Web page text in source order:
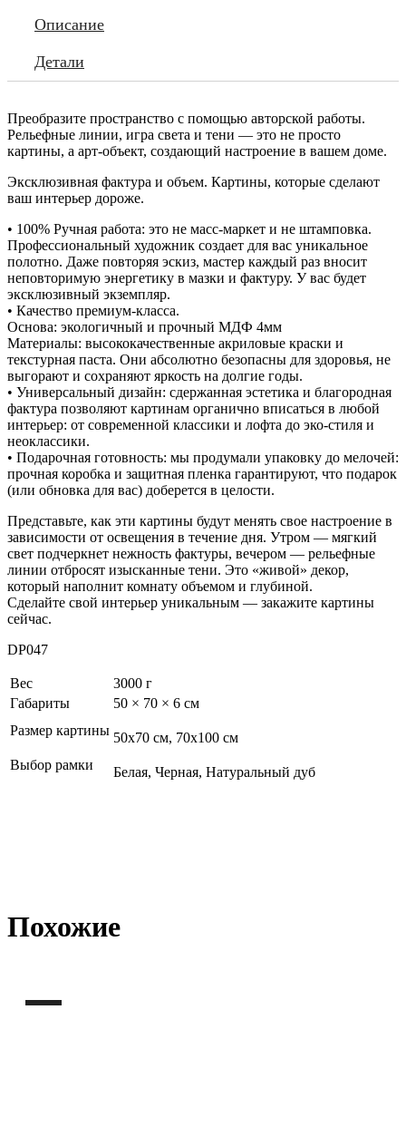
Описание
Детали
Преобразите пространство с помощью авторской работы.
Рельефные линии, игра света и тени — это не просто
картины, а арт-объект, создающий настроение в вашем доме.
Эксклюзивная фактура и объем. Картины, которые сделают
ваш интерьер дороже.
• 100% Ручная работа: это не масс-маркет и не штамповка.
Профессиональный художник создает для вас уникальное
полотно. Даже повторяя эскиз, мастер каждый раз вносит
неповторимую энергетику в мазки и фактуру. У вас будет
эксклюзивный экземпляр.
• Качество премиум-класса.
Основа: экологичный и прочный МДФ 4мм
Материалы: высококачественные акриловые краски и
текстурная паста. Они абсолютно безопасны для здоровья, не
выгорают и сохраняют яркость на долгие годы.
• Универсальный дизайн: сдержанная эстетика и благородная
фактура позволяют картинам органично вписаться в любой
интерьер: от современной классики и лофта до эко-стиля и
неоклассики.
• Подарочная готовность: мы продумали упаковку до мелочей:
прочная коробка и защитная пленка гарантируют, что подарок
(или обновка для вас) доберется в целости.
Представьте, как эти картины будут менять свое настроение в
зависимости от освещения в течение дня. Утром — мягкий
свет подчеркнет нежность фактуры, вечером — рельефные
линии отбросят изысканные тени. Это «живой» декор,
который наполнит комнату объемом и глубиной.
Сделайте свой интерьер уникальным — закажите картины
сейчас.
DP047
Вес
3000 г
Габариты
50 × 70 × 6 см
Размер картины 50х70 см, 70х100 см
Выбор рамки
Белая, Черная, Натуральный дуб
Похожие